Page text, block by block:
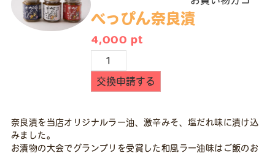
べっぴん奈良漬
4,000 pt
っ
ぴ
漬
交換申請する
奈良漬を当店オリジナルラー油、激辛みそ、塩だれ味に漬け込
みました。
お漬物の大会でグランプリを受賞した和風ラー油味はご飯のお